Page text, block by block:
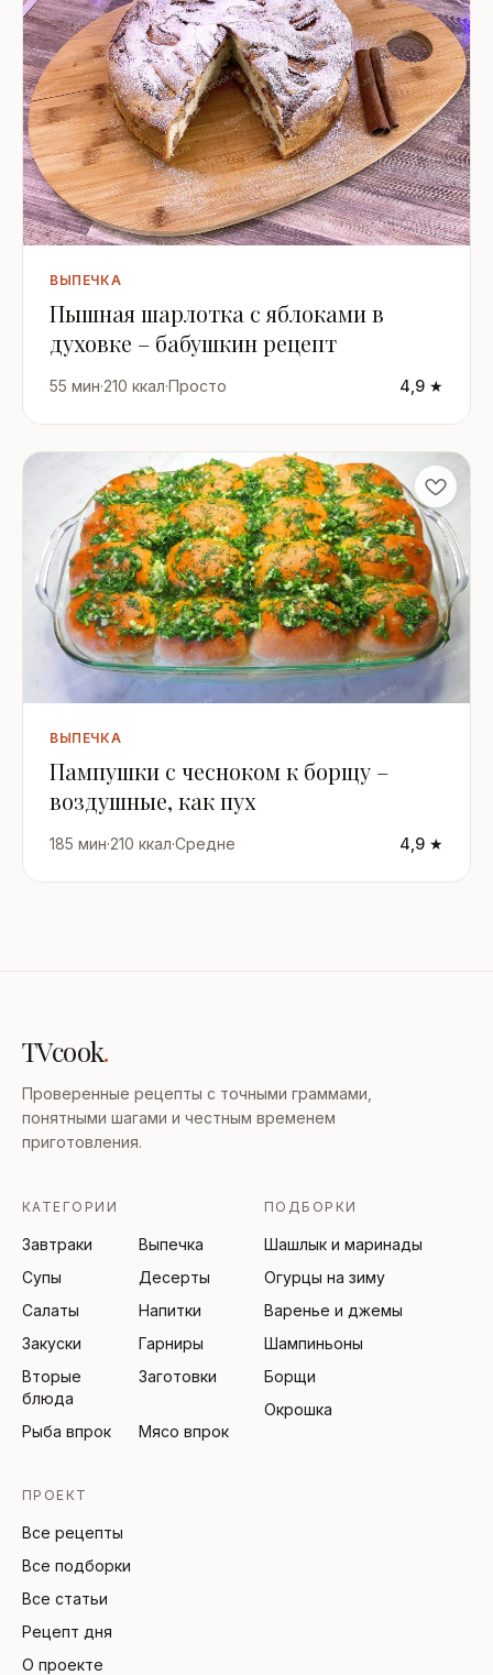
ВЫПЕЧКА
Пышная шарлотка с яблоками в
духовке – бабушкин рецепт
55 мин·210 ккал·Просто 4,9 ★
ВЫПЕЧКА
Пампушки с чесноком к борщу –
воздушные, как пух
185 мин·210 ккал·Средне 4,9 ★
TVcook.
Проверенные рецепты с точными граммами,
понятными шагами и честным временем
приготовления.
КАТЕГОРИИ
Завтраки
Выпечка
Супы
Десерты
Салаты
Напитки
Закуски
Гарниры
Вторые
блюда
Заготовки
Рыба впрок Мясо впрок
ПОДБОРКИ
Шашлык и маринады
Огурцы на зиму
Варенье и джемы
Шампиньоны
Борщи
Окрошка
ПРОЕКТ
Все рецепты
Все подборки
Все статьи
Рецепт дня
О проекте